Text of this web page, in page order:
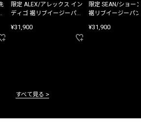
限定 ALEX/アレックス イン
ディゴ 裾リブイージーパン
¥31,900
限定 SEAN/ショー
裾リブイージーパ
¥31,900
すべて見る